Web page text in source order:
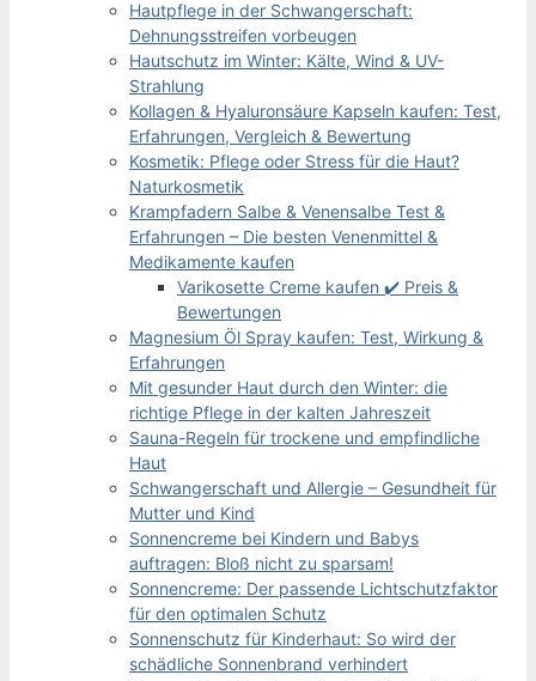
Hautpflege in der Schwangerschaft:
Dehnungsstreifen vorbeugen
Hautschutz im Winter: Kälte, Wind & UV-
Strahlung
Kollagen & Hyaluronsäure Kapseln kaufen: Test,
Erfahrungen, Vergleich & Bewertung
Kosmetik: Pflege oder Stress für die Haut?
Naturkosmetik
Krampfadern Salbe & Venensalbe Test &
Erfahrungen – Die besten Venenmittel &
Medikamente kaufen
Varikosette Creme kaufen ✔️ Preis &
Bewertungen
Magnesium Öl Spray kaufen: Test, Wirkung &
Erfahrungen
Mit gesunder Haut durch den Winter: die
richtige Pflege in der kalten Jahreszeit
Sauna-Regeln für trockene und empfindliche
Haut
Schwangerschaft und Allergie – Gesundheit für
Mutter und Kind
Sonnencreme bei Kindern und Babys
auftragen: Bloß nicht zu sparsam!
Sonnencreme: Der passende Lichtschutzfaktor
für den optimalen Schutz
Sonnenschutz für Kinderhaut: So wird der
schädliche Sonnenbrand verhindert